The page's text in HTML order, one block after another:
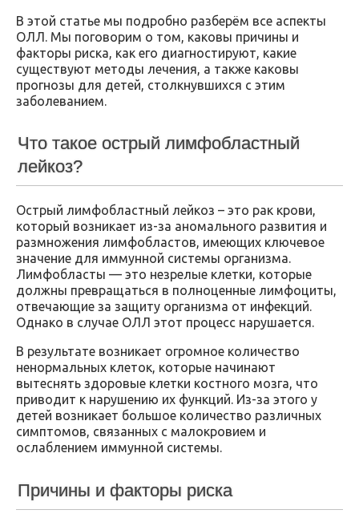
В этой статье мы подробно разберём все аспекты
ОЛЛ. Мы поговорим о том, каковы причины и
факторы риска, как его диагностируют, какие
существуют методы лечения, а также каковы
прогнозы для детей, столкнувшихся с этим
заболеванием.
Что такое острый лимфобластный
лейкоз?
Острый лимфобластный лейкоз – это рак крови,
который возникает из-за аномального развития и
размножения лимфобластов, имеющих ключевое
значение для иммунной системы организма.
Лимфобласты — это незрелые клетки, которые
должны превращаться в полноценные лимфоциты,
отвечающие за защиту организма от инфекций.
Однако в случае ОЛЛ этот процесс нарушается.
В результате возникает огромное количество
ненормальных клеток, которые начинают
вытеснять здоровые клетки костного мозга, что
приводит к нарушению их функций. Из-за этого у
детей возникает большое количество различных
симптомов, связанных с малокровием и
ослаблением иммунной системы.
Причины и факторы риска